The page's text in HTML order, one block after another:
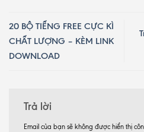
20 BỘ TIẾNG FREE CỰC KÌ
CHẤT LƯỢNG – KÈM LINK
DOWNLOAD
Trả lời
Email của bạn sẽ không được hiển thị